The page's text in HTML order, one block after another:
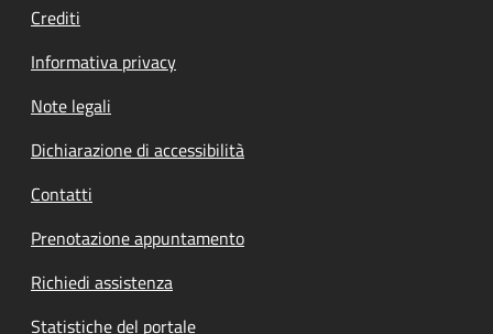
Crediti
Informativa privacy
Note legali
Dichiarazione di accessibilità
Contatti
Prenotazione appuntamento
Richiedi assistenza
Statistiche del portale